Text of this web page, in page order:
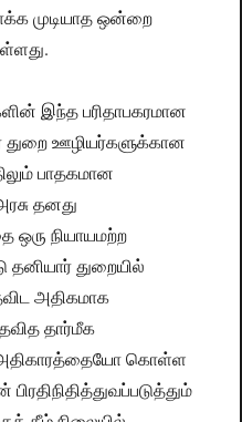
முடியாத ஒன்றை
இந்த பரிதாபகரமான
துறை ஊழியர்களுக்கான
பாதகமான
தனது
நியாயமற்ற
துறையில்
அதிகமாக
தார்மீக
அதிகாரத்தையோ கொள்ள